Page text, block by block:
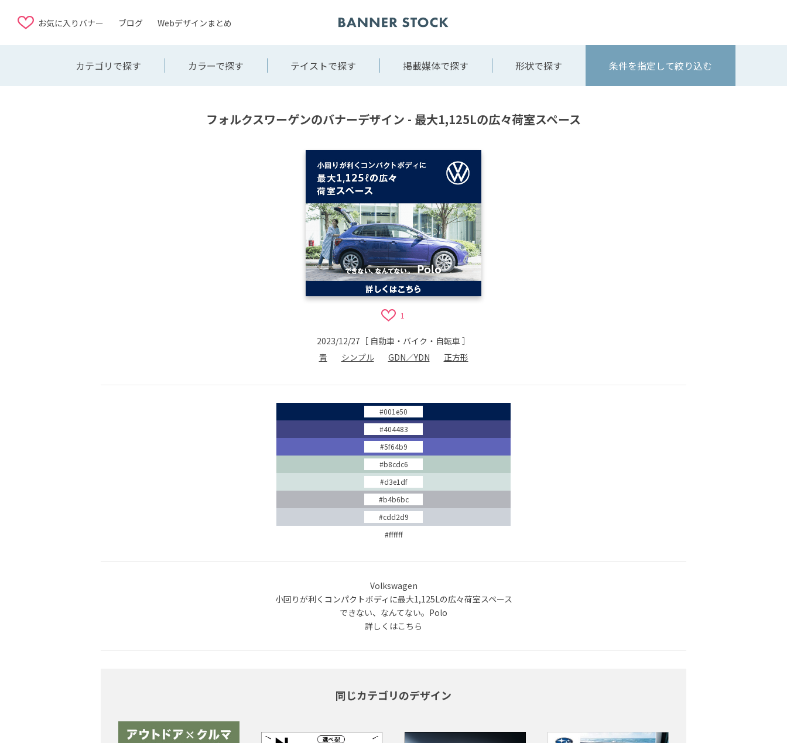
お気に入りバナー ブログ Webデザインまとめ
カテゴリで探す カラーで探す テイストで探す 掲載媒体で探す 形状で探す 条件を指定して絞り込む
フォルクスワーゲンのバナーデザイン - 最大1,125Lの広々荷室スペース
1
2023/12/27 ［ 自動車・バイク・自転車 ］
青
シンプル GDN／YDN 正方形
#001e50
#404483
#5f64b9
#b8cdc6
#d3e1df
#b4b6bc
#cdd2d9
#ffffff
Volkswagen
小回りが利くコンパクトボディに最大1,125Lの広々荷室スペース
できない、なんてない。Polo
詳しくはこちら
同じカテゴリのデザイン